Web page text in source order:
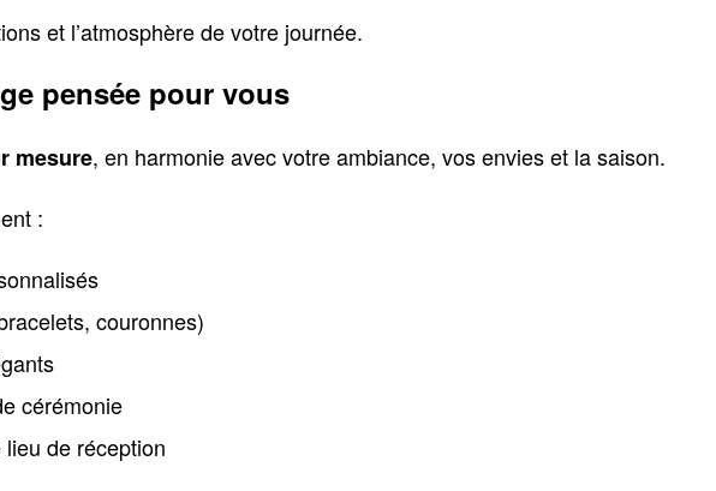
et l’atmosphère de votre journée.
pensée pour vous
mesure, en harmonie avec votre ambiance, vos envies et la saison.
:
couronnes)
cérémonie
de réception